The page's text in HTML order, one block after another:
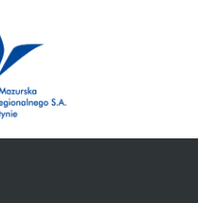
stronie